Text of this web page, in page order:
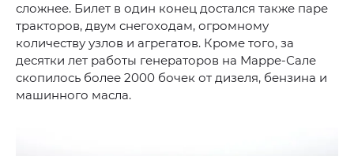
сложнее. Билет в один конец достался также паре
тракторов, двум снегоходам, огромному
количеству узлов и агрегатов. Кроме того, за
десятки лет работы генераторов на Марре-Сале
скопилось более 2000 бочек от дизеля, бензина и
машинного масла.